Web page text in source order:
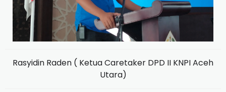
Rasyidin Raden ( Ketua Caretaker DPD II KNPI Aceh
Utara)